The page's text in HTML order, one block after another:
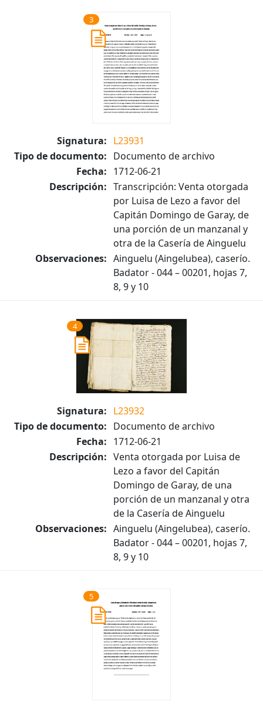
3
Signatura: L23931
Tipo de documento: Documento de archivo
Fecha: 1712-06-21
Descripción: Transcripción: Venta otorgada
por Luisa de Lezo a favor del
Capitán Domingo de Garay, de
una porción de un manzanal y
otra de la Casería de Ainguelu
Observaciones: Ainguelu (Aingelubea), caserío.
Badator - 044 – 00201, hojas 7,
8, 9 y 10
4
Signatura: L23932
Tipo de documento: Documento de archivo
Fecha: 1712-06-21
Descripción: Venta otorgada por Luisa de
Lezo a favor del Capitán
Domingo de Garay, de una
porción de un manzanal y otra
de la Casería de Ainguelu
Observaciones: Ainguelu (Aingelubea), caserío.
Badator - 044 – 00201, hojas 7,
8, 9 y 10
5